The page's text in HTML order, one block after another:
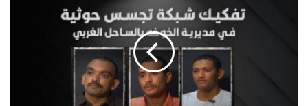
زرع الالغام والعبوات الناسفة.